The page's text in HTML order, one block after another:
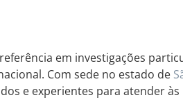
em investigações
Com sede no estado de
e experientes para atender às